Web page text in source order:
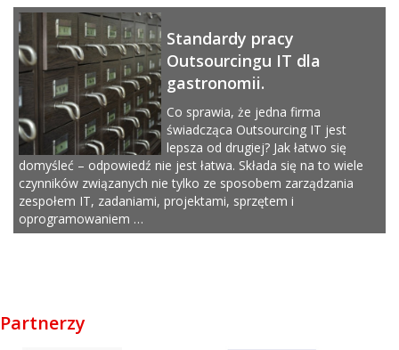
Standardy pracy
Outsourcingu IT dla
gastronomii.
Co sprawia, że jedna firma
świadcząca Outsourcing IT jest
lepsza od drugiej? Jak łatwo się
domyśleć – odpowiedź nie jest łatwa. Składa się na to wiele
czynników związanych nie tylko ze sposobem zarządzania
zespołem IT, zadaniami, projektami, sprzętem i
oprogramowaniem …
Partnerzy